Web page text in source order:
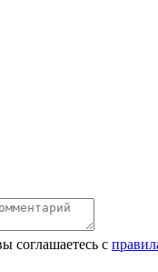
соглашаетесь с